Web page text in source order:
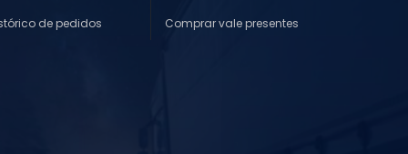
de pedidos Comprar vale presentes